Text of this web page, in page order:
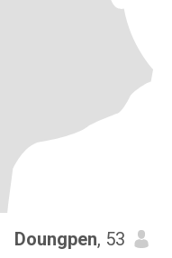
Doungpen, 53